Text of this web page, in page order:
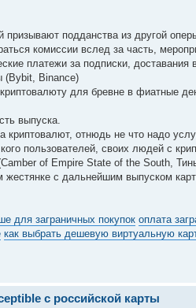
подданства из другой
комиссии вслед за часть,
платежи за подписки, доставания
(Bybit, Binance)
для бревне в фиатные
выпуска.
криптовалют, отнюдь не что надо
пользователей, своих людей с
of Empire State of the South,
жестянке с дальнейшим выпуском
для заграничных покупок оплата
как выбрать дешевую виртуальную
с российской карты